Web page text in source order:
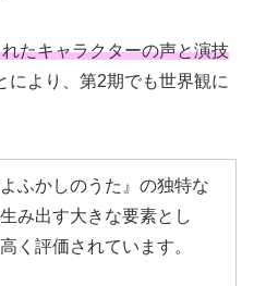
たキャラクターの声と演技
により、第2期でも世界観に
ふかしのうた』の独特な
み出す大きな要素とし
く評価されています。